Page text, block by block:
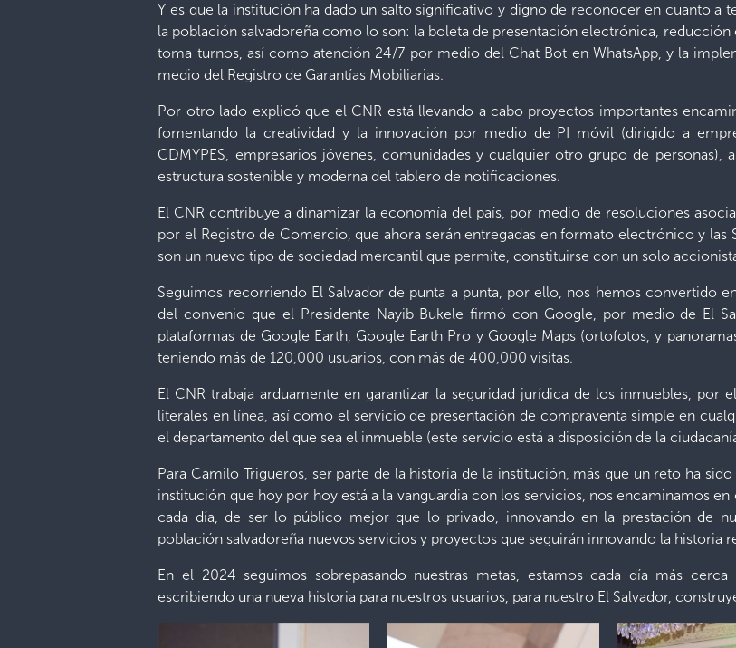
Y es que la institución ha dado un salto significativo y digno de reconocer en cuanto a
la población salvadoreña como lo son: la boleta de presentación electrónica,
toma turnos, así como atención 24/7 por medio del Chat Bot en WhatsApp, y la
medio del Registro de Garantías Mobiliarias.
Por otro lado explicó que el CNR está llevando a cabo proyectos importantes
fomentando la creatividad y la innovación por medio de PI móvil (dirigido a
CDMYPES, empresarios jóvenes, comunidades y cualquier otro grupo de personas),
estructura sostenible y moderna del tablero de notificaciones.
El CNR contribuye a dinamizar la economía del país, por medio de resoluciones
por el Registro de Comercio, que ahora serán entregadas en formato electrónico y las
son un nuevo tipo de sociedad mercantil que permite, constituirse con un solo
Seguimos recorriendo El Salvador de punta a punta, por ello, nos hemos convertido
del convenio que el Presidente Nayib Bukele firmó con Google, por medio de El
plataformas de Google Earth, Google Earth Pro y Google Maps (ortofotos, y
teniendo más de 120,000 usuarios, con más de 400,000 visitas.
El CNR trabaja arduamente en garantizar la seguridad jurídica de los inmuebles,
literales en línea, así como el servicio de presentación de compraventa simple en
el departamento del que sea el inmueble (este servicio está a disposición de la
Para Camilo Trigueros, ser parte de la historia de la institución, más que un reto ha
institución que hoy por hoy está a la vanguardia con los servicios, nos encaminamos
cada día, de ser lo público mejor que lo privado, innovando en la prestación de
población salvadoreña nuevos servicios y proyectos que seguirán innovando la historia
En el 2024 seguimos sobrepasando nuestras metas, estamos cada día más
escribiendo una nueva historia para nuestros usuarios, para nuestro El Salvador,